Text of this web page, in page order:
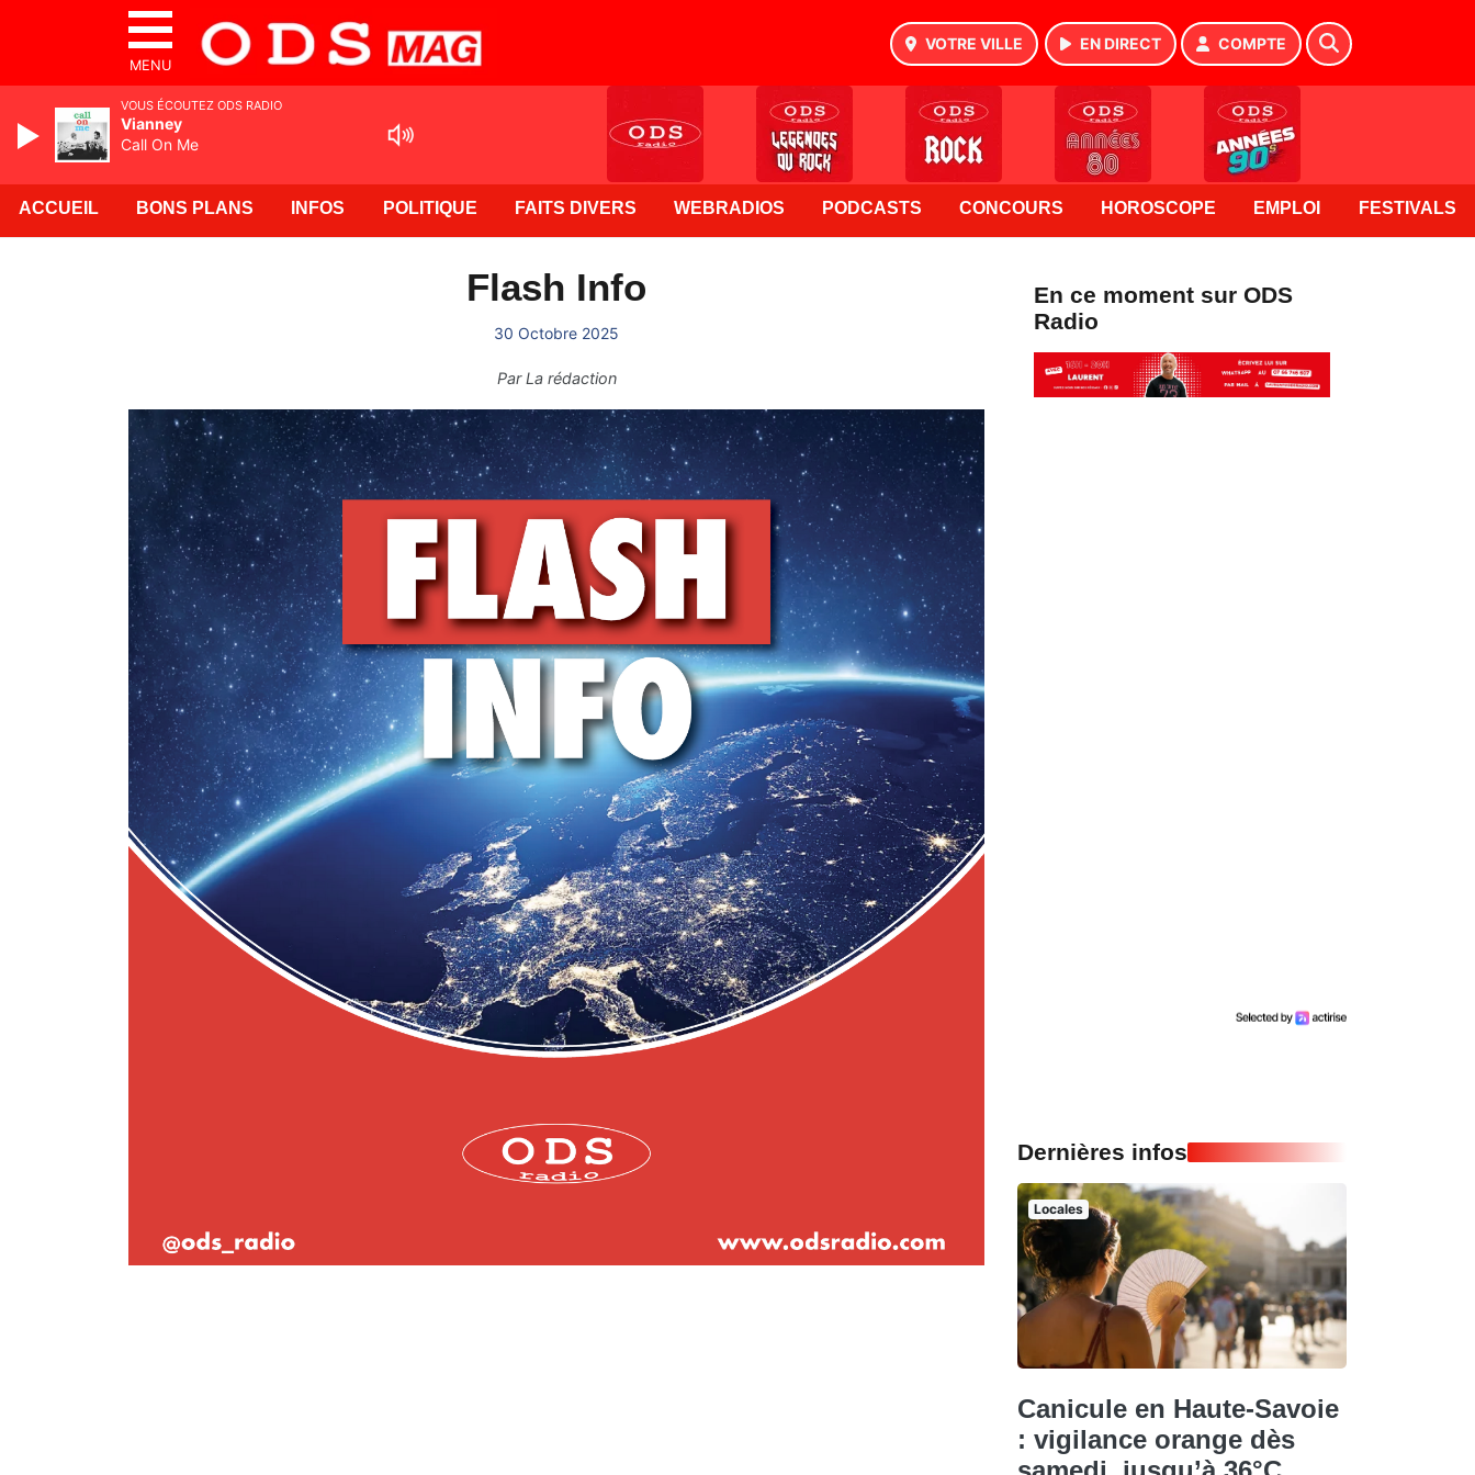
MENU
VOTRE VILLE EN DIRECT COMPTE
ACCUEIL BONS PLANS INFOS POLITIQUE FAITS DIVERS WEBRADIOS PODCASTS CONCOURS HOROSCOPE EMPLOI FESTIVALS
Flash Info
30 Octobre 2025
ParLa rédaction
En ce moment sur ODS
Radio
Dernières infos
Locales
Canicule en Haute-Savoie
: vigilance orange dès
VOUS ÉCOUTEZ ODS RADIO
Vianney
Call On Me